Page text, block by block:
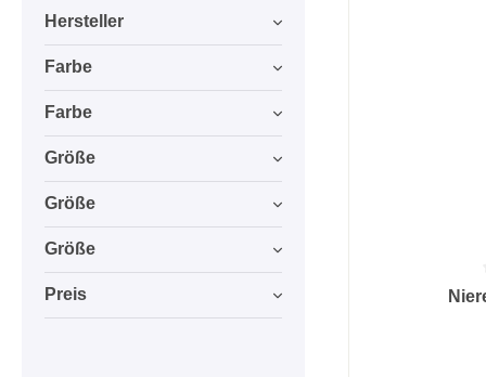
Hersteller
Farbe
Farbe
Größe
Größe
Größe
Preis